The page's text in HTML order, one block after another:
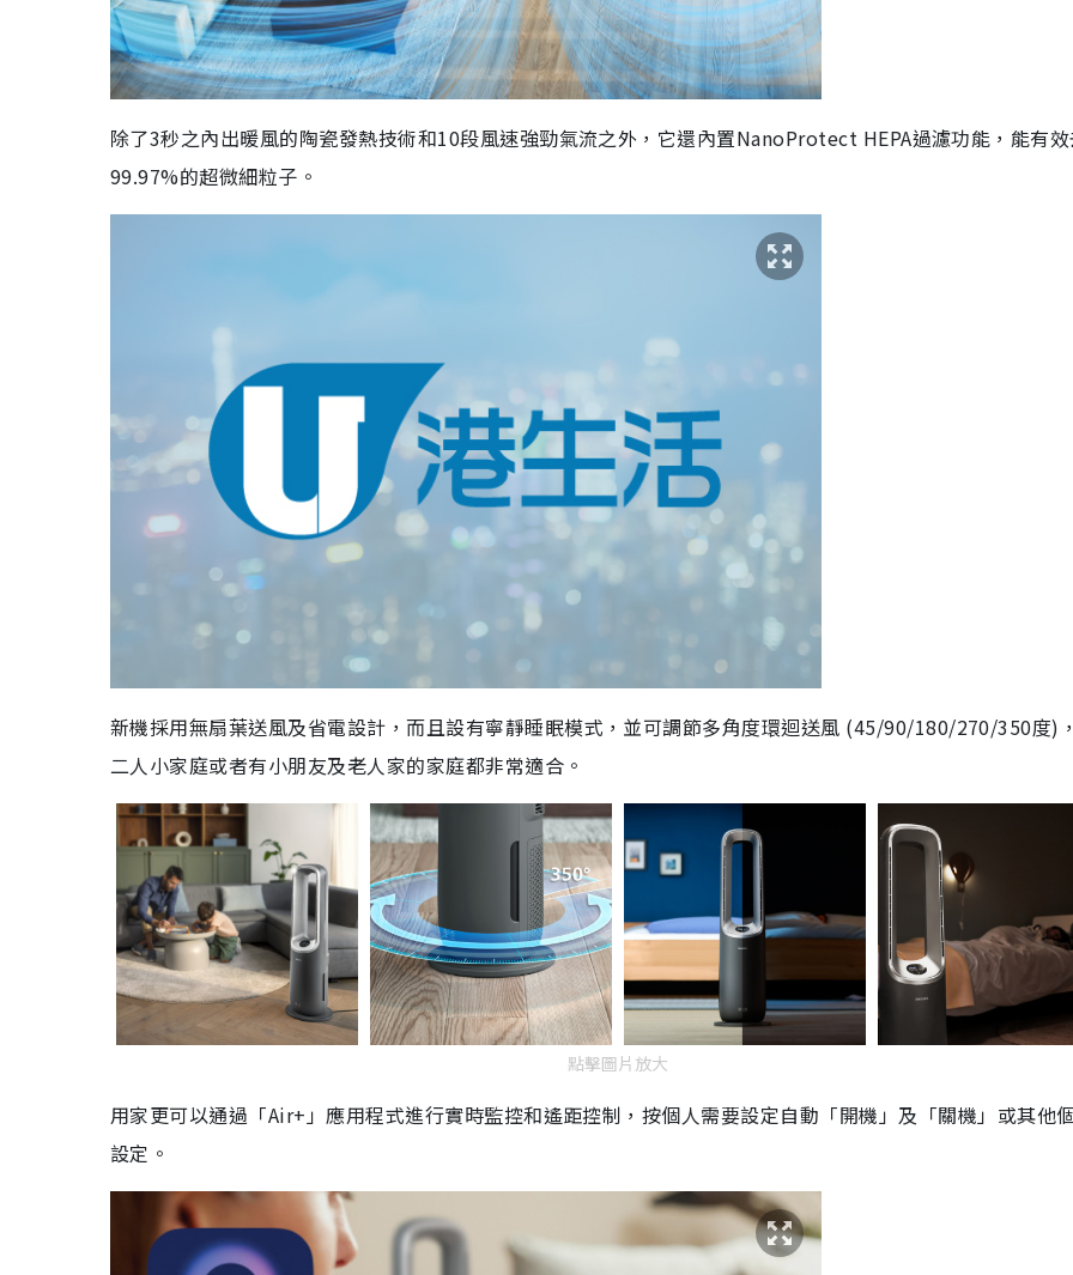
除了3秒之內出暖風的陶瓷發熱技術和10段風速強勁氣流之外，它還內置NanoProtect HEPA過濾功能，能有
99.97%的超微細粒子。
新機採用無扇葉送風及省電設計，而且設有寧靜睡眠模式，並可調節多角度環迴送風 (45/90/180/270/350度)
二人小家庭或者有小朋友及老人家的家庭都非常適合。
點擊圖片放大
用家更可以通過「Air+」應用程式進行實時監控和遙距控制，按個人需要設定自動「開機」及「關機」或其他
設定。